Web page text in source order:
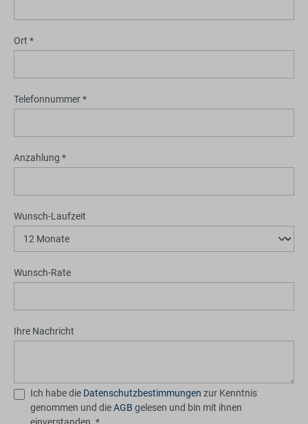
Ort *
Telefonnummer *
Anzahlung *
Wunsch-Laufzeit
Wunsch-Rate
Ihre Nachricht
Ich habe die Datenschutzbestimmungen zur Kenntnis
genommen und dieAGB gelesen und bin mit ihnen